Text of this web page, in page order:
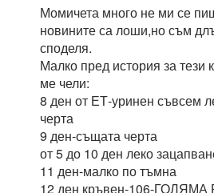
Момичета много не ми се
новините са лоши,но съм
споделя.
Малко пред история за тези
ме чели:
8 ден от ЕТ-уринен съвсем
черта
9 ден-същата черта
от 5 до 10 ден леко
11 ден-малко по тъмна
12 ден кръвен-106-